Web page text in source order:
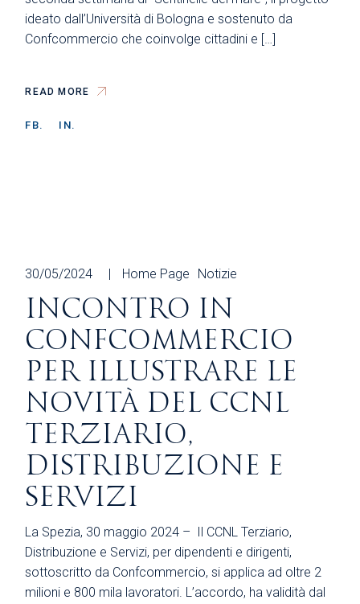
ideato dall’Università di Bologna e sostenuto da
Confcommercio che coinvolge cittadini e […]
READ MORE
FB. IN.
30/05/2024 Home Page Notizie
INCONTRO IN
CONFCOMMERCIO
PER ILLUSTRARE LE
NOVITÀ DEL CCNL
TERZIARIO,
DISTRIBUZIONE E
SERVIZI
La Spezia, 30 maggio 2024 – Il CCNL Terziario,
Distribuzione e Servizi, per dipendenti e dirigenti,
sottoscritto da Confcommercio, si applica ad oltre 2
milioni e 800 mila lavoratori. L’accordo, ha validità dal